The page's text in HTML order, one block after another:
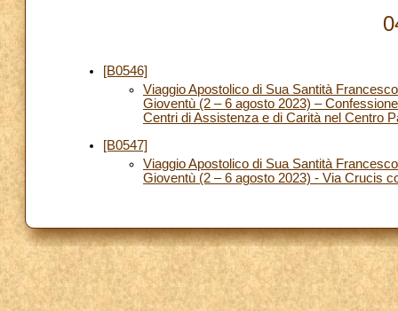
[B0546]
Viaggio Apostolico di Sua Santità
Gioventù (2 – 6 agosto 2023) –
Centri di Assistenza e di Carità nel Centro
[B0547]
Viaggio Apostolico di Sua Santità
Gioventù (2 – 6 agosto 2023) - Via Crucis